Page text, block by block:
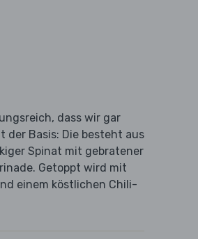
dass wir gar
der Basis: Die besteht aus
Spinat mit gebratener
Getoppt wird mit
einem köstlichen Chili-